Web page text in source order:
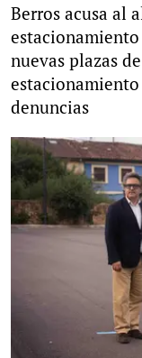
Berros acusa al
nuevas plazas
denuncias